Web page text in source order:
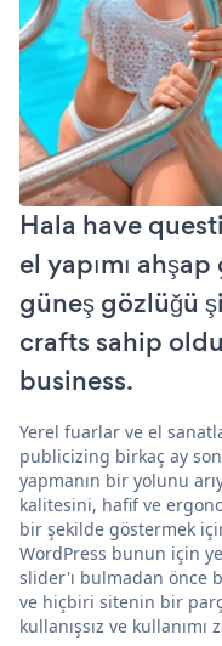
Hala have
el yapımı
güneş gözlüğü
crafts sahip
business.
Yerel fuarlar ve el
publicizing birkaç ay
yapmanın bir yolunu
kalitesini, hafif ve
bir şekilde göstermek
WordPress bunun için
slider'ı bulmadan önce
ve hiçbiri sitenin bir
kullanışsız ve kullanımı